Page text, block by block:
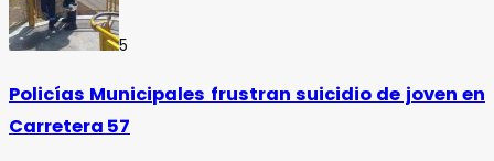
5
Policías Municipales frustran suicidio de joven en
Carretera 57